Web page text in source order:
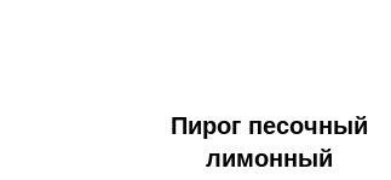
Пирог песочный
лимонный